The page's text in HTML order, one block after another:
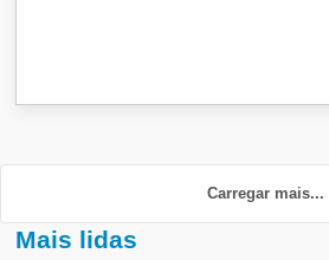
Carregar mais...
Mais lidas